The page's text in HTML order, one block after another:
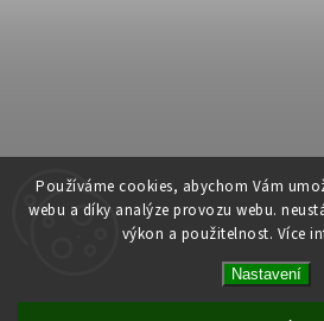
Používáme cookies, abychom Vám
webu a díky analýze provozu webu.
výkon a použitelnost. Více
Nastavení
Dům dlouhověkosti
Upravit nastavení